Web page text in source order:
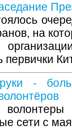
на
первички
-
сети с